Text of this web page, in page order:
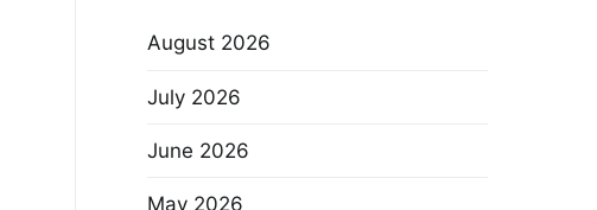
August 2026
July 2026
June 2026
May 2026